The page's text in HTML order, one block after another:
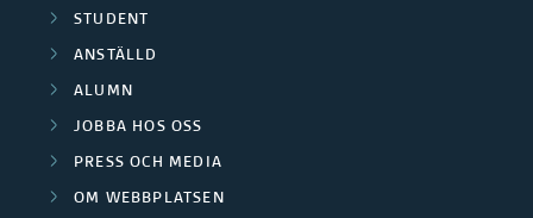
STUDENT
ANSTÄLLD
ALUMN
JOBBA HOS OSS
PRESS OCH MEDIA
OM WEBBPLATSEN